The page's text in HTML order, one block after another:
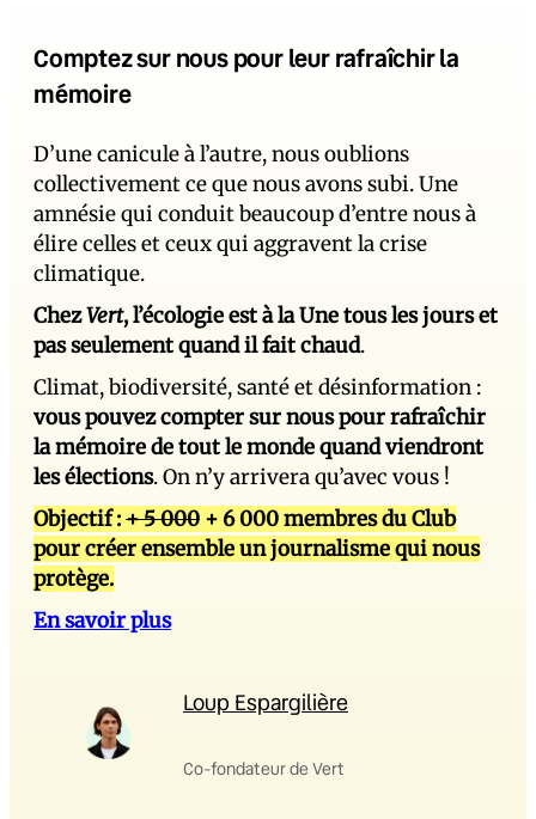
Comptez sur nous pour leur rafraîchir la
mémoire
D’une canicule à l’autre, nous oublions
collectivement ce que nous avons subi. Une
amnésie qui conduit beaucoup d’entre nous à
élire celles et ceux qui aggravent la crise
climatique.
ChezVert, l’écologie est à la Une tous les jours et
pas seulement quand il fait chaud.
Climat, biodiversité, santé et désinformation :
vous pouvez compter sur nous pour rafraîchir
la mémoire de tout le monde quand viendront
les élections. On n’y arrivera qu’avec vous !
Objectif :+ 5 000 + 6 000 membres du Club
pour créer ensemble un journalisme qui nous
protège.
En savoir plus
Loup Espargilière
Co-fondateur de Vert